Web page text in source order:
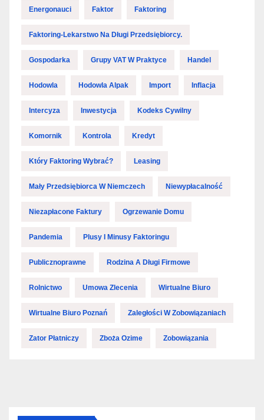
Energonauci Faktor Faktoring
Faktoring-Lekarstwo Na Długi Przedsiębiorcy.
Gospodarka Grupy VAT W Praktyce Handel
Hodowla Hodowla Alpak Import Inflacja
Intercyza Inwestycja Kodeks Cywilny
Komornik Kontrola Kredyt
Który Faktoring Wybrać? Leasing
Mały Przedsiębiorca W Niemczech Niewypłacalność
Niezapłacone Faktury Ogrzewanie Domu
Pandemia Plusy I Minusy Faktoringu
Publicznoprawne Rodzina A Długi Firmowe
Rolnictwo Umowa Zlecenia Wirtualne Biuro
Wirtualne Biuro Poznań Zaległości W Zobowiązaniach
Zator Płatniczy Zboża Ozime Zobowiązania